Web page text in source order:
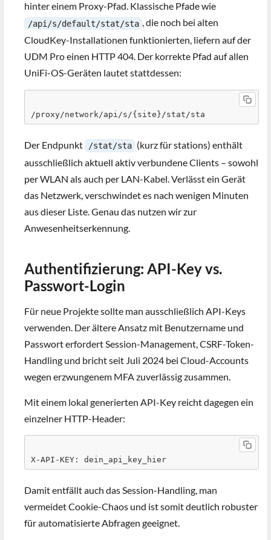
hinter einem Proxy-Pfad. Klassische Pfade wie
/api/s/default/stat/sta , die noch bei alten
CloudKey-Installationen funktionierten, liefern auf der
UDM Pro einen HTTP 404. Der korrekte Pfad auf allen
UniFi-OS-Geräten lautet stattdessen:
/proxy/network/api/s/{site}/stat/sta
Der Endpunkt /stat/sta (kurz für stations) enthält
ausschließlich aktuell aktiv verbundene Clients – sowohl
per WLAN als auch per LAN-Kabel. Verlässt ein Gerät
das Netzwerk, verschwindet es nach wenigen Minuten
aus dieser Liste. Genau das nutzen wir zur
Anwesenheitserkennung.
Authentifizierung: API-Key vs.
Passwort-Login
Für neue Projekte sollte man ausschließlich API-Keys
verwenden. Der ältere Ansatz mit Benutzername und
Passwort erfordert Session-Management, CSRF-Token-
Handling und bricht seit Juli 2024 bei Cloud-Accounts
wegen erzwungenem MFA zuverlässig zusammen.
Mit einem lokal generierten API-Key reicht dagegen ein
einzelner HTTP-Header:
X-API-KEY: dein_api_key_hier
Damit entfällt auch das Session-Handling, man
vermeidet Cookie-Chaos und ist somit deutlich robuster
für automatisierte Abfragen geeignet.